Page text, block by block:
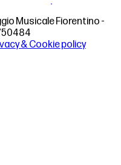
Musicale Fiorentino -
& Cookie policy